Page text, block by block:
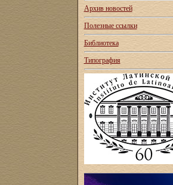
Архив новостей
Полезные ссылки
Библиотека
Типография